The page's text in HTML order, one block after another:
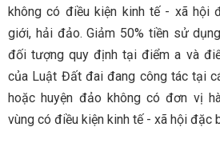
không có điều kiện kinh tế - xã hội
giới, hải đảo. Giảm 50% tiền sử
đối tượng quy định tại điểm a và
của Luật Đất đai đang công tác tại
hoặc huyện đảo không có đơn vị
vùng có điều kiện kinh tế - xã hội đặc